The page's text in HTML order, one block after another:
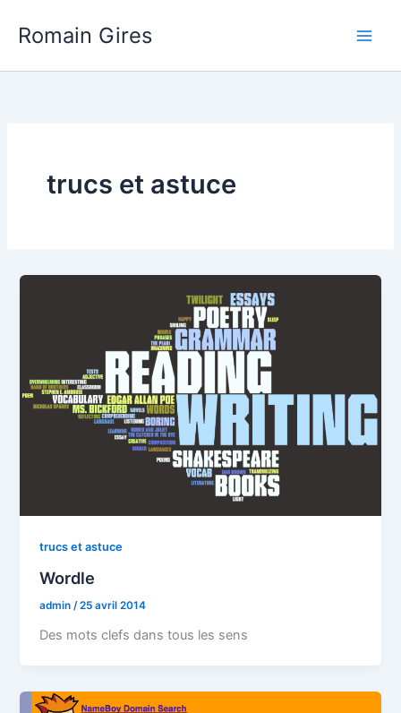
Romain Gires
trucs et astuce
trucs et astuce
Wordle
admin /25 avril 2014
Des mots clefs dans tous les sens